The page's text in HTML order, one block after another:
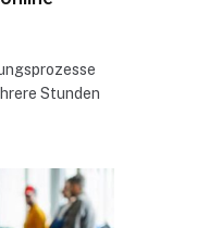
Stunden